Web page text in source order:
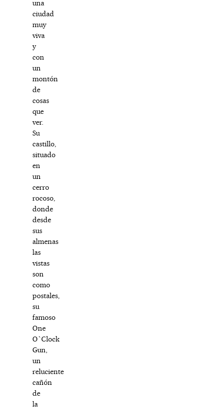
una
ciudad
muy
viva
y
con
un
montón
de
cosas
que
ver.
Su
castillo,
situado
en
un
cerro
rocoso,
donde
desde
sus
almenas
las
vistas
son
como
postales,
su
famoso
One
O`Clock
Gun,
un
reluciente
cañón
de
la